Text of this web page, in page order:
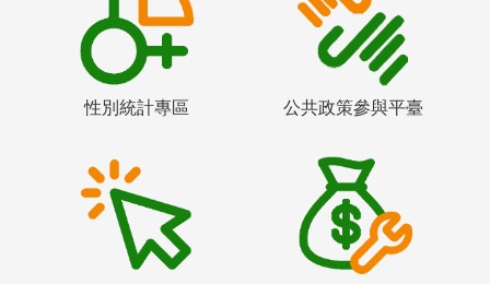
性別統計專區 公共政策參與平臺